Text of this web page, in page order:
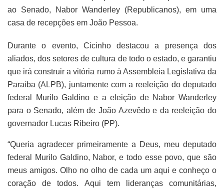
ao Senado, Nabor Wanderley (Republicanos), em uma
casa de recepções em João Pessoa.
Durante o evento, Cicinho destacou a presença dos
aliados, dos setores de cultura de todo o estado, e garantiu
que irá construir a vitória rumo à Assembleia Legislativa da
Paraíba (ALPB), juntamente com a reeleição do deputado
federal Murilo Galdino e a eleição de Nabor Wanderley
para o Senado, além de João Azevêdo e da reeleição do
governador Lucas Ribeiro (PP).
“Queria agradecer primeiramente a Deus, meu deputado
federal Murilo Galdino, Nabor, e todo esse povo, que são
meus amigos. Olho no olho de cada um aqui e conheço o
coração de todos. Aqui tem lideranças comunitárias,